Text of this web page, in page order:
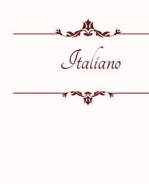
Italiano